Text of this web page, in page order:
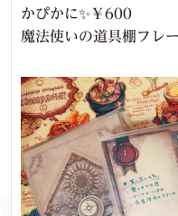
かぴかに✨￥600
魔法使いの道具棚フレ